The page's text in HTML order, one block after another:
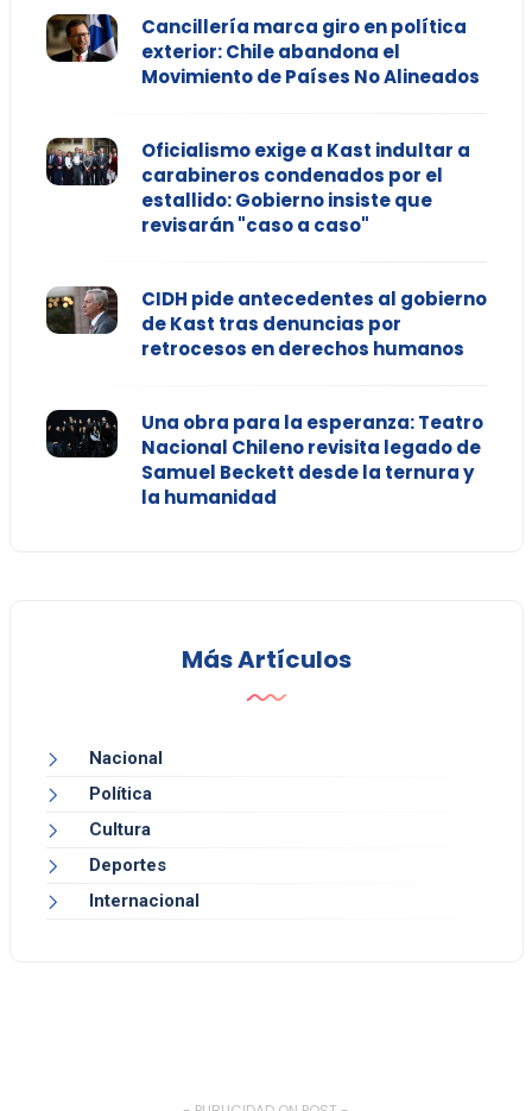
Cancillería marca giro en política
exterior: Chile abandona el
Movimiento de Países No Alineados
Oficialismo exige a Kast indultar a
carabineros condenados por el
estallido: Gobierno insiste que
revisarán "caso a caso"
CIDH pide antecedentes al gobierno
de Kast tras denuncias por
retrocesos en derechos humanos
Una obra para la esperanza: Teatro
Nacional Chileno revisita legado de
Samuel Beckett desde la ternura y
la humanidad
Más Artículos
Nacional
Política
Cultura
Deportes
Internacional